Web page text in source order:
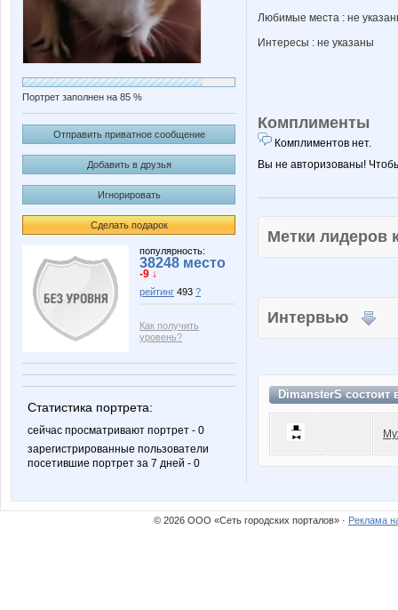
Портрет заполнен на 85 %
Отправить приватное сообщение
Добавить в друзья
Игнорировать
Сделать подарок
популярность:
38248 место
-9 ↓
рейтинг 493 ?
Как получить
уровень?
Статистика портрета:
сейчас просматривают портрет - 0
зарегистрированные пользователи
посетившие портрет за 7 дней - 0
Любимые места : не
Интересы : не указаны
Комплименты
Комплиментов нет.
Вы не авторизованы!
Метки
Интервью
DimansterS состоит
© 2026 ООО «Сеть городских порталов» · Реклама